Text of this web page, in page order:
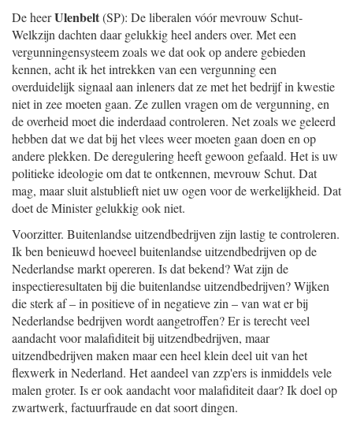
De heerUlenbelt(SP): De liberalen vóór mevrouw Schut-
Welkzijn dachten daar gelukkig heel anders over. Met een
vergunningensysteem zoals we dat ook op andere gebieden
kennen, acht ik het intrekken van een vergunning een
overduidelijk signaal aan inleners dat ze met het bedrijf in kwestie
niet in zee moeten gaan. Ze zullen vragen om de vergunning, en
de overheid moet die inderdaad controleren. Net zoals we geleerd
hebben dat we dat bij het vlees weer moeten gaan doen en op
andere plekken. De deregulering heeft gewoon gefaald. Het is uw
politieke ideologie om dat te ontkennen, mevrouw Schut. Dat
mag, maar sluit alstublieft niet uw ogen voor de werkelijkheid. Dat
doet de Minister gelukkig ook niet.
Voorzitter. Buitenlandse uitzendbedrijven zijn lastig te controleren.
Ik ben benieuwd hoeveel buitenlandse uitzendbedrijven op de
Nederlandse markt opereren. Is dat bekend? Wat zijn de
inspectieresultaten bij die buitenlandse uitzendbedrijven? Wijken
die sterk af – in positieve of in negatieve zin – van wat er bij
Nederlandse bedrijven wordt aangetroffen? Er is terecht veel
aandacht voor malafiditeit bij uitzendbedrijven, maar
uitzendbedrijven maken maar een heel klein deel uit van het
flexwerk in Nederland. Het aandeel van zzp'ers is inmiddels vele
malen groter. Is er ook aandacht voor malafiditeit daar? Ik doel op
zwartwerk, factuurfraude en dat soort dingen.